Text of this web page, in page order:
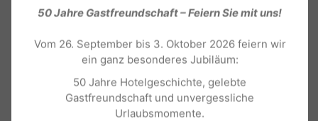
50 Jahre Gastfreundschaft – Feiern Sie mit uns!
Vom 26. September bis 3. Oktober 2026 feiern wir
ein ganz besonderes Jubiläum:
50 Jahre Hotelgeschichte, gelebte
Gastfreundschaft und unvergessliche
Urlaubsmomente.